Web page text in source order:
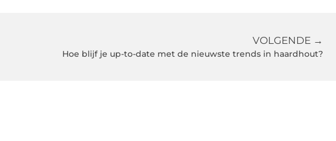
VOLGENDE →
Hoe blijf je up-to-date met de nieuwste trends in haardhout?